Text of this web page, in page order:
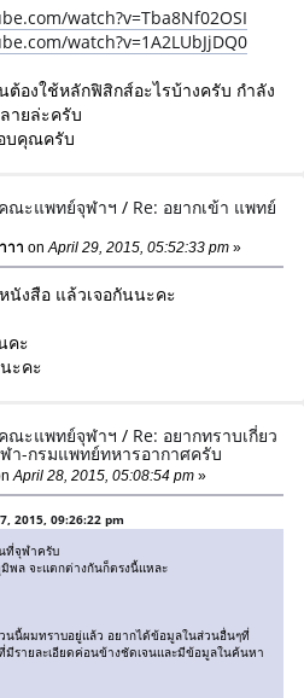
watch?v=Tba8Nf02OSI
watch?v=1A2LUbJjDQ0
องใช้หลักฟิสิกส์อะไรบ้างครับ กำลัง
ายล่ะครับ
บคุณครับ
ณะแพทย์จุฬาฯ / Re: อยากเข้า แพทย์
าาon April 29, 2015, 05:52:33 pm »
งสือ แล้วเจอกันนะคะ
คะ
ะคะ
ณะแพทย์จุฬาฯ / Re: อยากทราบเกี่ยว
า-กรมแพทย์ทหารอากาศครับ
April 28, 2015, 05:08:54 pm »
2015, 09:26:22 pm
ที่จุฬาครับ
พล จะแตกต่างกันก็ตรงนี้แหละ
นี้ผมทราบอยู่แล้ว อยากได้ข้อมูลในส่วนอื่นๆที่
รายละเอียดค่อนข้างชัดเจนและมีข้อมูลในค้นหา